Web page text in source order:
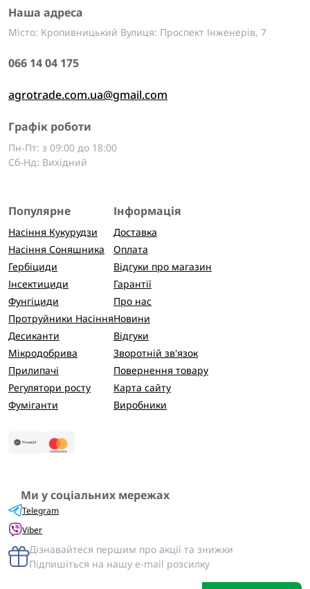
Наша адреса
Місто: Кропивницький Вулиця: Проспект Інженерів, 7
066 14 04 175
agrotrade.com.ua@gmail.com
Графік роботи
Пн-Пт: з 09:00 до 18:00
Сб-Нд: Вихідний
Популярне
Насіння Кукурудзи
Насіння Соняшника
Гербіциди
Інсектициди
Фунгіциди
Протруйники Насіння
Десиканти
Мікродобрива
Прилипачі
Регулятори росту
Фуміганти
Інформація
Доставка
Оплата
Відгуки про магазин
Гарантії
Про нас
Новини
Відгуки
Зворотній зв'язок
Повернення товару
Карта сайту
Виробники
Ми у соціальних мережах
Telegram
Viber
Дізнавайтеся першим про акції та знижки
Підпишіться на нашу e-mail розсилку